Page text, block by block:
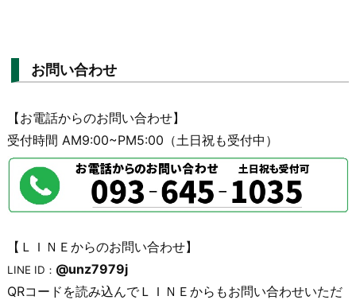
お問い合わせ
【お電話からのお問い合わせ】
受付時間 AM9:00~PM5:00（土日祝も受付中）
【ＬＩＮＥからのお問い合わせ】
LINE ID： @unz7979j
QRコードを読み込んでＬＩＮＥからもお問い合わせいただ